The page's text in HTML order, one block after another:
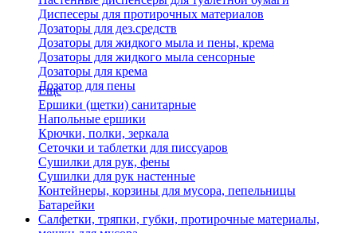
Диспесеры для протирочных материалов
Дозаторы для дез.средств
Дозаторы для жидкого мыла и пены, крема
Дозаторы для жидкого мыла сенсорные
Дозаторы для крема
Дозатор для пены
Еще
Ершики (щетки) санитарные
Напольные ершики
Крючки, полки, зеркала
Сеточки и таблетки для писсуаров
Сушилки для рук, фены
Сушилки для рук настенные
Контейнеры, корзины для мусора, пепельницы
Батарейки
Салфетки, тряпки, губки, протирочные материалы,